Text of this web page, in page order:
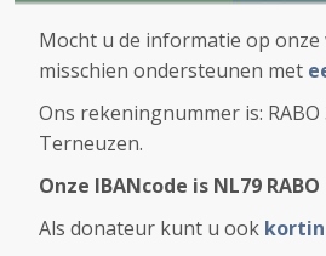
Mocht u de informatie op
misschien ondersteunen met
Ons rekeningnummer is: RABO
Terneuzen.
Onze IBANcode is NL79 RABO
Als donateur kunt u ook